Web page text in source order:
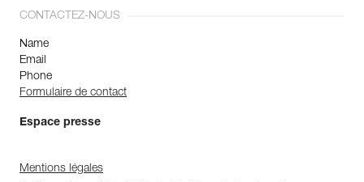
CONTACTEZ-NOUS
Name
Email
Phone
Formulaire de contact
Espace presse
Mentions légales